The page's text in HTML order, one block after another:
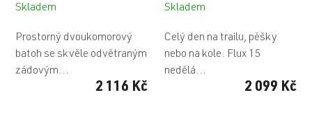
Skladem
2 116 Kč
Prostorný dvoukomorový
batoh se skvěle odvětraným
zádovým...
Skladem
2 099 Kč
Celý den na trailu, pěšky
nebo na kole. Flux 15
nedělá...